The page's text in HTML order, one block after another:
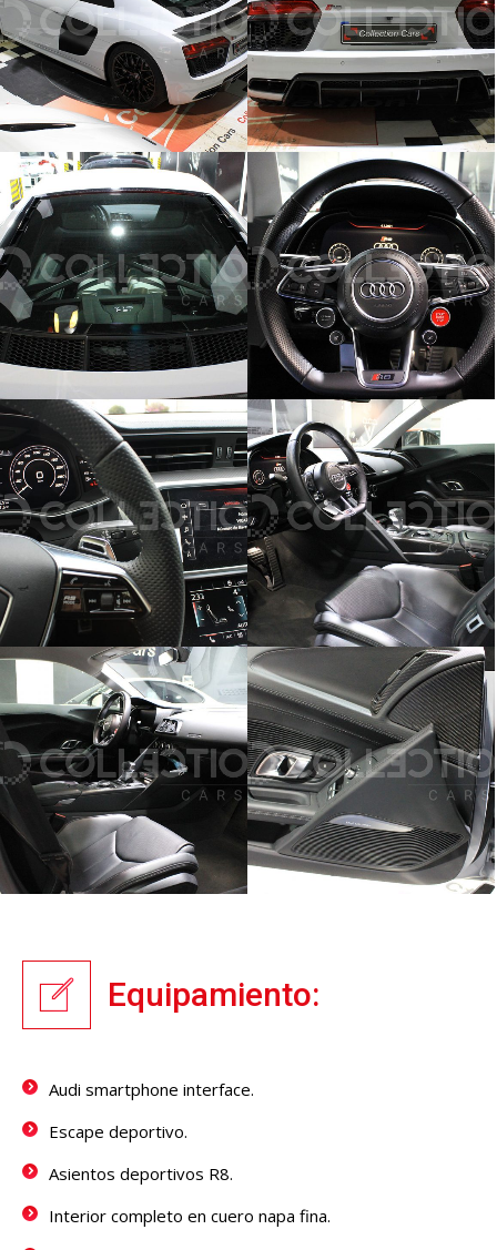
Equipamiento:
Audi smartphone interface.
Escape deportivo.
Asientos deportivos R8.
Interior completo en cuero napa fina.